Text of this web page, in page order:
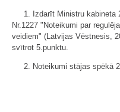
1. Izdarīt Ministru kabineta
Nr.1227 "Noteikumi par
veidiem" (Latvijas Vēstnesis,
svītrot 5.punktu.
2. Noteikumi stājas spēkā